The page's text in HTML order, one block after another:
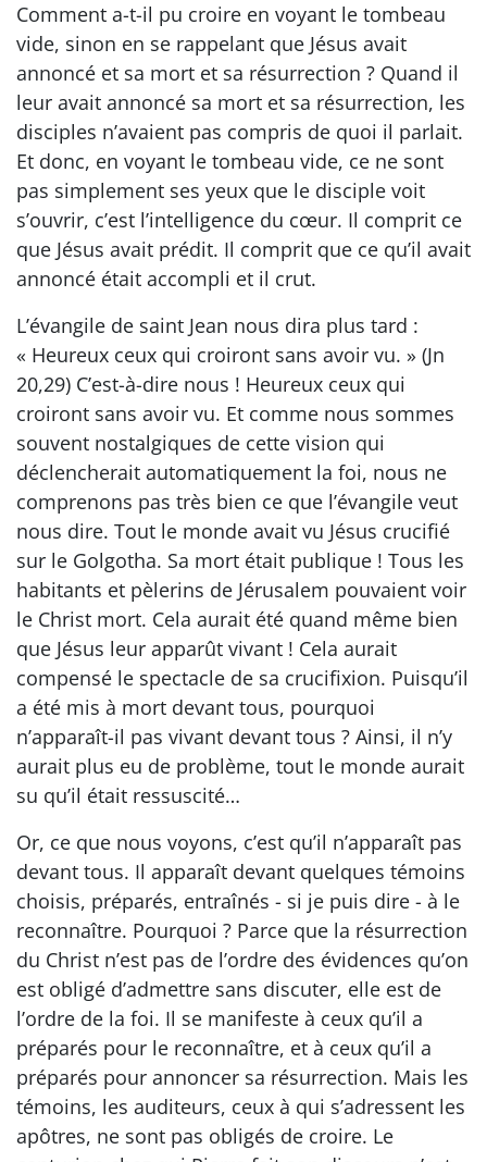
Comment a-t-il pu croire en voyant le tombeau
vide, sinon en se rappelant que Jésus avait
annoncé et sa mort et sa résurrection ? Quand il
leur avait annoncé sa mort et sa résurrection, les
disciples n’avaient pas compris de quoi il parlait.
Et donc, en voyant le tombeau vide, ce ne sont
pas simplement ses yeux que le disciple voit
s’ouvrir, c’est l’intelligence du cœur. Il comprit ce
que Jésus avait prédit. Il comprit que ce qu’il avait
annoncé était accompli et il crut.
L’évangile de saint Jean nous dira plus tard :
« Heureux ceux qui croiront sans avoir vu. » (Jn
20,29) C’est-à-dire nous ! Heureux ceux qui
croiront sans avoir vu. Et comme nous sommes
souvent nostalgiques de cette vision qui
déclencherait automatiquement la foi, nous ne
comprenons pas très bien ce que l’évangile veut
nous dire. Tout le monde avait vu Jésus crucifié
sur le Golgotha. Sa mort était publique ! Tous les
habitants et pèlerins de Jérusalem pouvaient voir
le Christ mort. Cela aurait été quand même bien
que Jésus leur apparût vivant ! Cela aurait
compensé le spectacle de sa crucifixion. Puisqu’il
a été mis à mort devant tous, pourquoi
n’apparaît-il pas vivant devant tous ? Ainsi, il n’y
aurait plus eu de problème, tout le monde aurait
su qu’il était ressuscité…
Or, ce que nous voyons, c’est qu’il n’apparaît pas
devant tous. Il apparaît devant quelques témoins
choisis, préparés, entraînés - si je puis dire - à le
reconnaître. Pourquoi ? Parce que la résurrection
du Christ n’est pas de l’ordre des évidences qu’on
est obligé d’admettre sans discuter, elle est de
l’ordre de la foi. Il se manifeste à ceux qu’il a
préparés pour le reconnaître, et à ceux qu’il a
préparés pour annoncer sa résurrection. Mais les
témoins, les auditeurs, ceux à qui s’adressent les
apôtres, ne sont pas obligés de croire. Le